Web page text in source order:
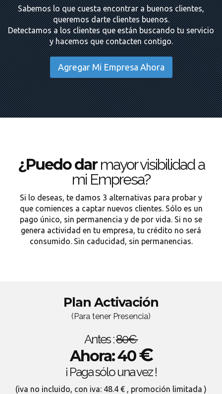
Sabemos lo que cuesta encontrar a buenos clientes,
queremos darte clientes buenos.
Detectamos a los clientes que están buscando tu servicio
y hacemos que contacten contigo.
Agregar Mi Empresa Ahora
¿Puedo dar mayor visibilidad a
mi Empresa?
Si lo deseas, te damos 3 alternativas para probar y
que comiences a captar nuevos clientes. Sólo es un
pago único, sin permanencia y de por vida. Si no se
genera actividad en tu empresa, tu crédito no será
consumido. Sin caducidad, sin permanencias.
Plan Activación
(Para tener Presencia)
Antes :80€
Ahora: 40€
¡ Paga sólo una vez !
(iva no incluido, con iva: 48.4 € , promoción limitada )